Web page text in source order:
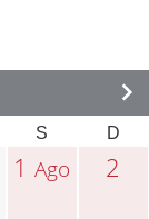
S D
1Ago 2